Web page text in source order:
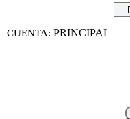
CUENTA: PRINCIPAL